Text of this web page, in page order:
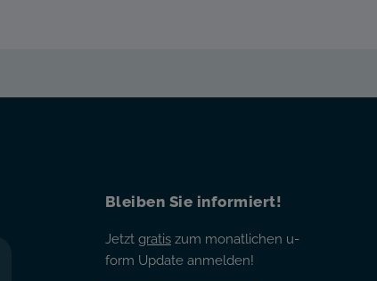
Bleiben Sie informiert!
Jetzt gratiszum monatlichen u-
form Update anmelden!